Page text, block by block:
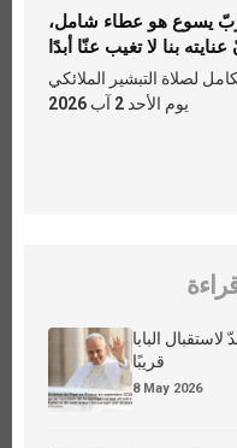
يسوع هو عطاء شامل،
عنايته بنا لا تغيب عنّا أبدًا
لصلاة التبشير الملائكي
يوم الأحد 2 آب 2026
قراءة
البابا
قريبًا
8 May 2026